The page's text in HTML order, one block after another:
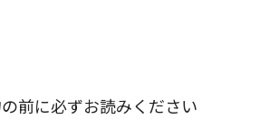
前に必ずお読みください